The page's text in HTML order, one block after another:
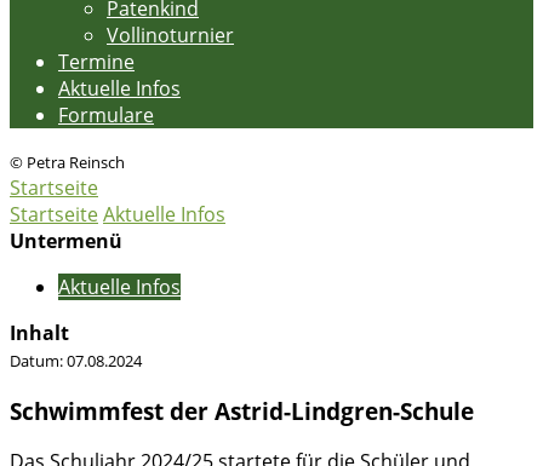
Patenkind
Vollinoturnier
Termine
Aktuelle Infos
Formulare
© Petra Reinsch
Startseite
StartseiteAktuelle Infos
Untermenü
Aktuelle Infos
Inhalt
Datum:07.08.2024
Schwimmfest der Astrid-Lindgren-Schule